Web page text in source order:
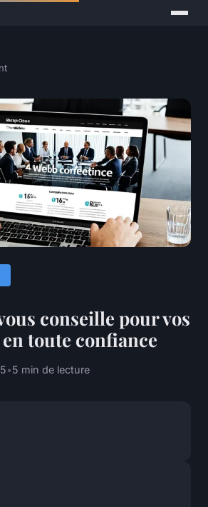
conseille pour vos
toute confiance
•5 min de lecture